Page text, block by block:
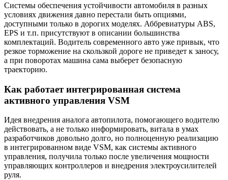
Системы обеспечения устойчивости автомобиля в разных
условиях движения давно перестали быть опциями,
доступными только в дорогих моделях. Аббревиатуры ABS,
EPS и т.п. присутствуют в описании большинства
комплектаций. Водитель современного авто уже привык, что
резкое торможение на скользкой дороге не приведет к заносу,
а при поворотах машина сама выберет безопасную
траекторию.
Как работает интегрированная система
активного управления VSM
Идея внедрения аналога автопилота, помогающего водителю
действовать, а не только информировать, витала в умах
разработчиков довольно долго, но полноценную реализацию
в интегрированном виде VSM, как системы активного
управления, получила только после увеличения мощности
управляющих контроллеров и внедрения электроусилителей
руля.